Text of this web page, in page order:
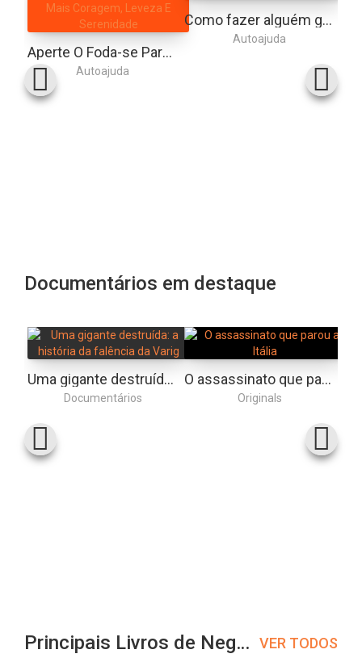
Aperte O Foda-se Para Ser Feliz: 66 Dicas Para Viver Com Mais Coragem, Leveza E Serenidade
Autoajuda
Como fazer alguém gostar de você em 90 segundos
Autoajuda
Documentários em destaque
Uma gigante destruída: a história da falência da Varig
Documentários
O assassinato que parou a Itália
Originals
Principais Livros de Negócios VER TODOS